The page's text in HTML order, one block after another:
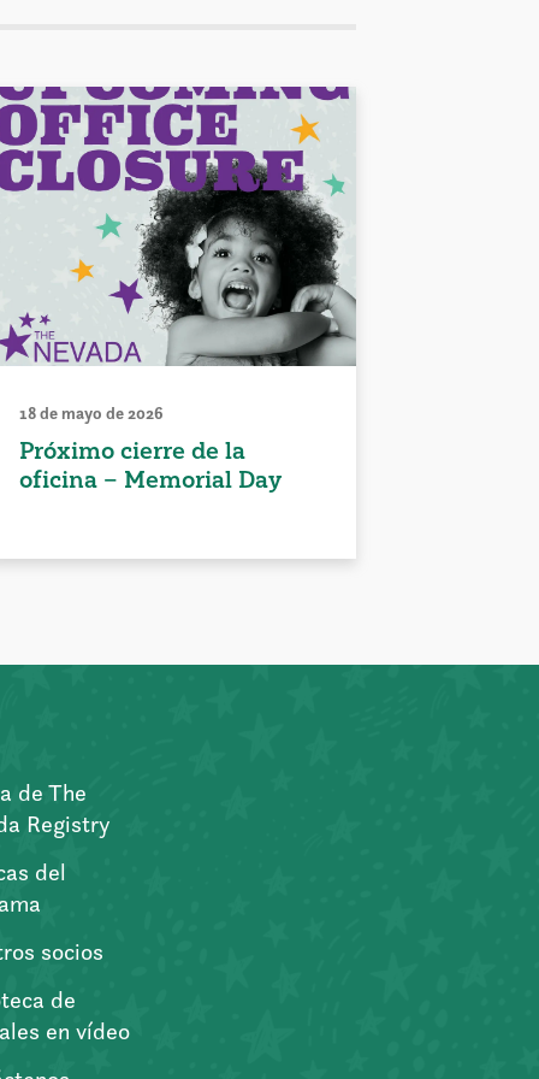
18 de mayo de 2026
Próximo cierre de la
oficina – Memorial Day
de The
Registry
del
socios
de
en vídeo